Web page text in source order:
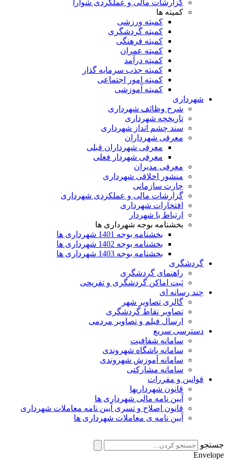
گزارشات مالی و عملکردی شوارا
کمیته ها
کمیته ورزشی
کمیته گردشگری
کمیته فرهنگی
کمیته عمران
کمیته درآمد
کمیته جذب سرمایه گذار
کمیته امور اجتماعی
کمیته آموزشی
شهرداری
شرح وظائف شهرداری
تاریخچه شهرداری
سند چشم انداز شهرداری
معرفی شهرداران
معرفی شهرداران قبلی
معرفی شهردار فعلی
معرفی مدیران
منشور اخلاقی شهرداری
چارت سازمانی
گزارشات مالی و عملکردی شهرداری
افتخارات شهرداری
ارتباط با شهردار
بخشنامه بوجه شهرداری ها
بخشنامه بوجه 1401 شهرداری ها
بخشنامه بوجه 1402 شهرداری ها
بخشنامه بوجه 1403 شهرداری ها
گردشگری
راهنمای گردشگری
ثبت اماکن گردشگری و تفریحی
چند رسانه ای
گالری تصاویر شهر
تصاویر نقاط گردشگری
ارسال فیلم و تصاویر مردمی
دسترسی سریع
سامانه شفافیت
سامانه باشگاه شهروندی
سامانه آموزش شهروندی
سامانه مشارکتی
قوانین و مقررات
قانون شهرداریها
آیین نامه مالی شهرداری ها
قانون اصلاح و تسری آیین نامه معاملات شهرداری
آیین نامه ی معاملات شهرداری ها
جستجو
Envelope